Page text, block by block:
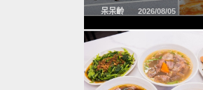
呆呆齡 2026/08/05